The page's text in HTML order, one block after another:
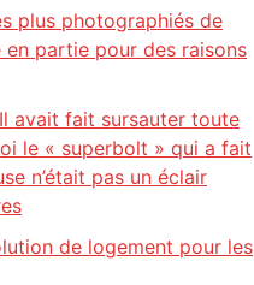
plus photographiés de
en partie pour des raisons
Il avait fait sursauter toute
le « superbolt » qui a fait
n’était pas un éclair
de logement pour les